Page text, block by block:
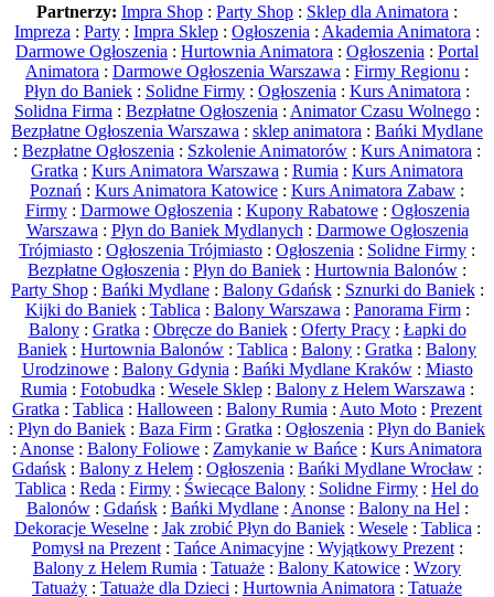
Partnerzy: Impra Shop : Party Shop : Sklep dla Animatora :
Impreza : Party : Impra Sklep : Ogłoszenia : Akademia Animatora :
Darmowe Ogłoszenia : Hurtownia Animatora : Ogłoszenia : Portal
Animatora : Darmowe Ogłoszenia Warszawa : Firmy Regionu :
Płyn do Baniek : Solidne Firmy : Ogłoszenia : Kurs Animatora :
Solidna Firma : Bezpłatne Ogłoszenia : Animator Czasu Wolnego :
Bezpłatne Ogłoszenia Warszawa : sklep animatora : Bańki Mydlane
: Bezpłatne Ogłoszenia : Szkolenie Animatorów : Kurs Animatora :
Gratka : Kurs Animatora Warszawa : Rumia : Kurs Animatora
Poznań : Kurs Animatora Katowice : Kurs Animatora Zabaw :
Firmy: Darmowe Ogłoszenia : Kupony Rabatowe: Ogłoszenia
Warszawa : Płyn do Baniek Mydlanych : Darmowe Ogłoszenia
Trójmiasto : Ogłoszenia Trójmiasto : Ogłoszenia : Solidne Firmy :
Bezpłatne Ogłoszenia : Płyn do Baniek : Hurtownia Balonów :
Party Shop: Bańki Mydlane: Balony Gdańsk: Sznurki do Baniek:
Kijki do Baniek: Tablica : Balony Warszawa : Panorama Firm:
Balony: Gratka : Obręcze do Baniek: Oferty Pracy: Łapki do
Baniek : Hurtownia Balonów : Tablica : Balony : Gratka : Balony
Urodzinowe: Balony Gdynia : Bańki Mydlane Kraków: Miasto
Rumia : Fotobudka : Wesele Sklep: Balony z Helem Warszawa :
Gratka : Tablica : Halloween : Balony Rumia : Auto Moto : Prezent
: Płyn do Baniek : Baza Firm : Gratka : Ogłoszenia : Płyn do Baniek
: Anonse : Balony Foliowe : Zamykanie w Bańce : Kurs Animatora
Gdańsk : Balony z Helem : Ogłoszenia : Bańki Mydlane Wrocław :
Tablica : Reda : Firmy : Świecące Balony : Solidne Firmy : Hel do
Balonów: Gdańsk: Bańki Mydlane: Anonse: Balony na Hel :
Dekoracje Weselne: Jak zrobić Płyn do Baniek: Wesele: Tablica :
Pomysł na Prezent: Tańce Animacyjne: Wyjątkowy Prezent:
Balony z Helem Rumia : Tatuaże : Balony Katowice : Wzory
Tatuaży : Tatuaże dla Dzieci : Hurtownia Animatora : Tatuaże